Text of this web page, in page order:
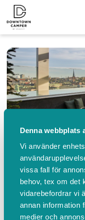
Denna webbplats
Vi använder
vissa fall för
behov, tex om det
vidarebefordrar vi
annan information
medier och
The
Camper